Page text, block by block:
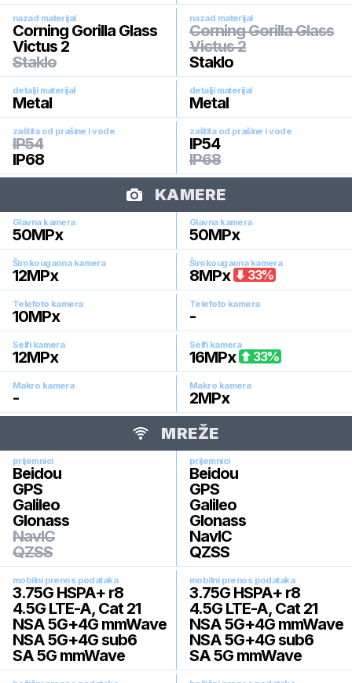
nazad materijal
Corning Gorilla Glass
Victus 2
Staklo
nazad materijal
Corning Gorilla Glass
Victus 2
Staklo
detalji materijal
Metal
detalji materijal
Metal
zaštita od prašine i vode
IP54
IP68
zaštita od prašine i vode
IP54
IP68
KAMERE
Glavna kamera
50MPx
Glavna kamera
50MPx
Širokougaona kamera
12MPx
Širokougaona kamera
8MPx 33%
Telefoto kamera
10MPx
Telefoto kamera
-
Selfi kamera
12MPx
Selfi kamera
16MPx 33%
Makro kamera
-
Makro kamera
2MPx
MREŽE
prijemnici
Beidou
GPS
Galileo
Glonass
NavIC
QZSS
prijemnici
Beidou
GPS
Galileo
Glonass
NavIC
QZSS
mobilni prenos podataka
3.75G HSPA+ r8
4.5G LTE-A, Cat 21
NSA 5G+4G mmWave
NSA 5G+4G sub6
SA 5G mmWave
mobilni prenos podataka
3.75G HSPA+ r8
4.5G LTE-A, Cat 21
NSA 5G+4G mmWave
NSA 5G+4G sub6
SA 5G mmWave